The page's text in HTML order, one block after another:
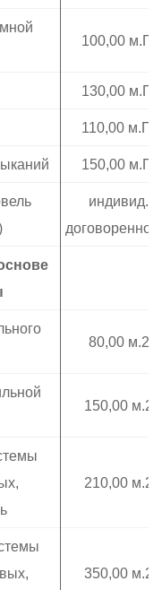
100,00 м.П.
130,00 м.П.
110,00 м.П.
150,00 м.П.
индивид.
80,00 м.2
150,00 м.2
210,00 м.2
350,00 м.2